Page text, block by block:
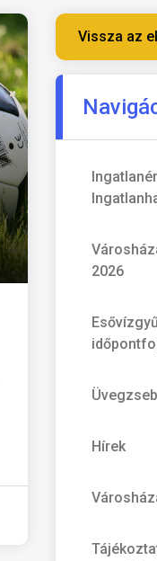
Vissza az
2026
Üvegzseb
Hírek